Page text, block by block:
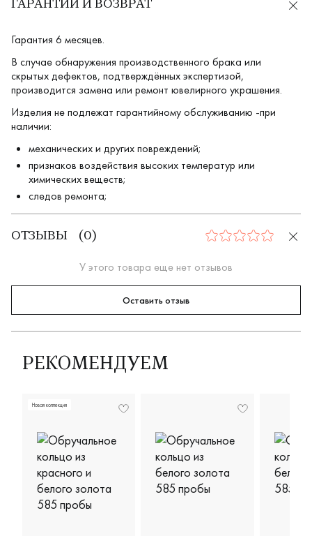
ГАРАНТИИ И ВОЗВРАТ
Гарантия 6 месяцев.
В случае обнаружения производственного брака или
скрытых дефектов, подтверждённых экспертизой,
производится замена или ремонт ювелирного украшения.
Изделия не подлежат гарантийному обслуживанию -при
наличии:
механических и других повреждений;
признаков воздействия высоких температур или
химических веществ;
следов ремонта;
ОТЗЫВЫ ( 0) 0
У этого товара еще нет отзывов
Оставить отзыв
РЕКОМЕНДУЕМ
Новая коллекция